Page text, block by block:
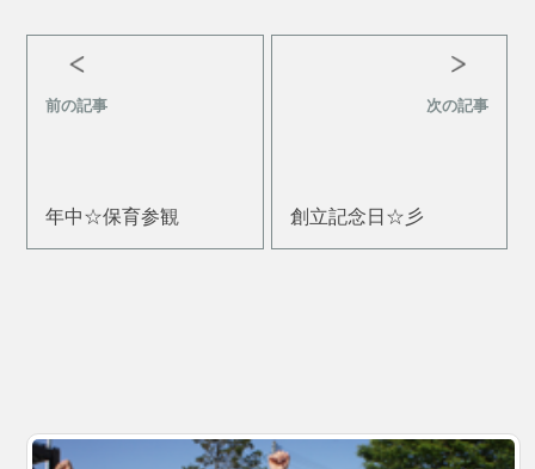
前の記事
年中☆保育参観
次の記事
創立記念日☆彡